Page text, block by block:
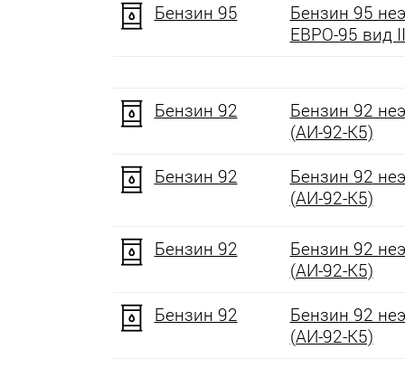
Бензин 95
Бензин 95
ЕВРО-95 вид
Бензин 92
Бензин 92
(АИ-92-К5)
Бензин 92
Бензин 92
(АИ-92-К5)
Бензин 92
Бензин 92
(АИ-92-К5)
Бензин 92
Бензин 92
(АИ-92-К5)